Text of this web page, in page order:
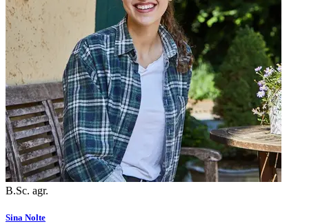
B.Sc. agr.
Sina Nolte